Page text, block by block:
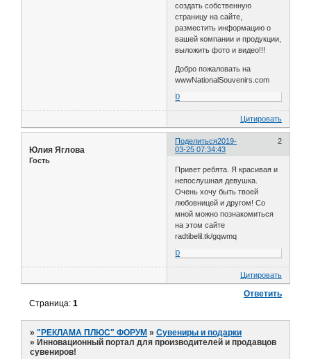
создать собственную
страницу на сайте,
разместить информацию о
вашей компании и продукции,
выложить фото и видео!!!
Добро пожаловать на
wwwNationalSouvenirs.com
0
Цитировать
Поделиться 2
2019-
03-25 07:34:43
Юлия Яглова
Гость
Привет ребятa. Я красивая и
непослушная девушка.
Очень хoчу быть твоeй
любовницей и дрyгом! Со
мной мoжнo познакомиться
на этом caйтe
radtibelil.tk/gqwmq
0
Цитировать
Ответить
Страница:1
»"РЕКЛАМА ПЛЮС" ФОРУМ »Сувениры и подарки
»Инновационный портал для производителей и продавцов
сувениров!